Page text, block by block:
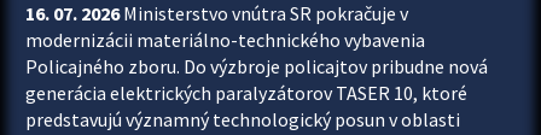
16. 07. 2026Ministerstvo vnútra SR pokračuje v
modernizácii materiálno-technického vybavenia
Policajného zboru. Do výzbroje policajtov pribudne nová
generácia elektrických paralyzátorov TASER 10, ktoré
predstavujú významný technologický posun v oblasti